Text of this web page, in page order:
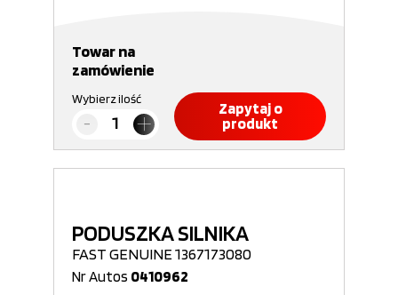
Towar na
zamówienie
Wybierz ilość
Zapytaj o
produkt
PODUSZKA SILNIKA
FAST GENUINE 1367173080
Nr Autos 0410962